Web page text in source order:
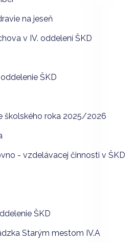
na jeseň
v IV. oddelení ŠKD
ŠKD
školského roka 2025/2026
- vzdelávacej činnosti v ŠKD
ŠKD
Starým mestom IV.A